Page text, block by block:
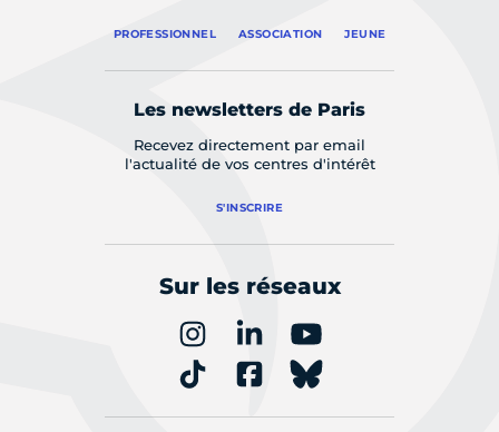
PROFESSIONNEL ASSOCIATION JEUNE
Les newsletters de Paris
Recevez directement par email
l'actualité de vos centres d'intérêt
S'INSCRIRE
Sur les réseaux